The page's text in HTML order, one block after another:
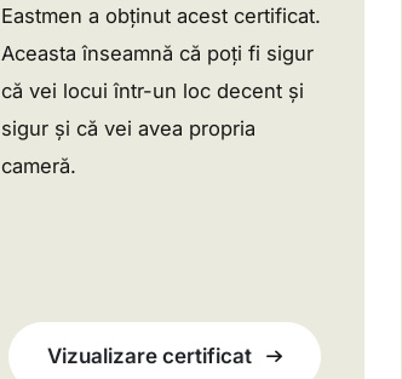
Eastmen a obținut acest certificat.
Aceasta înseamnă că poți fi sigur
că vei locui într-un loc decent și
sigur și că vei avea propria
cameră.
Vizualizare certificat